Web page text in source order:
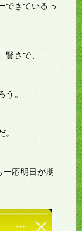
できているっ
賢さで、
う。
。
一応明日が期